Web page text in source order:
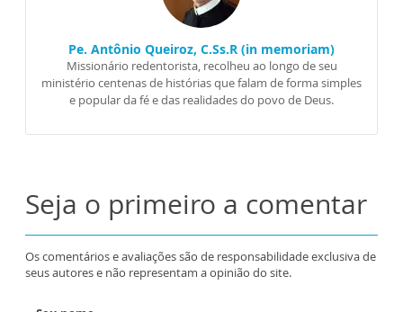
Pe. Antônio Queiroz, C.Ss.R (in memoriam)
Missionário redentorista, recolheu ao longo de seu
ministério centenas de histórias que falam de forma simples
e popular da fé e das realidades do povo de Deus.
Seja o primeiro a comentar
Os comentários e avaliações são de responsabilidade exclusiva de
seus autores e não representam a opinião do site.